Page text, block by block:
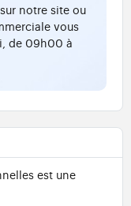
notre site ou
vous
de 09h00 à
est une